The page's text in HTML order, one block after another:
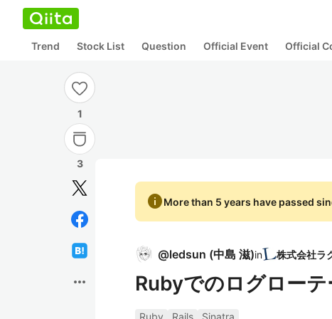
Trend Stock List Question Official Event Official
1
3
more_horiz
infoMore than 5 years have passed
@ledsun (中島 滋)in
Rubyでのログロー
Ruby Rails
Sinatra